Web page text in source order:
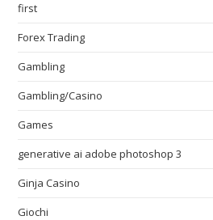
first
Forex Trading
Gambling
Gambling/Casino
Games
generative ai adobe photoshop 3
Ginja Casino
Giochi